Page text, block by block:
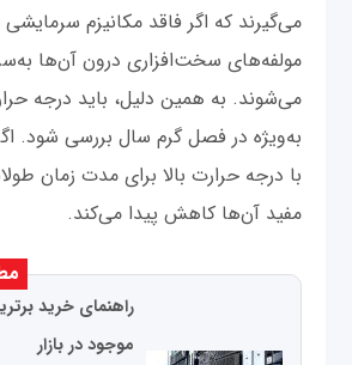
می‌گیرند که اگر فاقد مکانیزم
مولفه‌های سخت‌افزاری درون آن‌ها
می‌شوند. به همین دلیل، باید درجه
به‌ویژه در فصل گرم سال بررسی شود.
با درجه حرارت بالا برای مدت زمان
مفید آن‌ها کاهش پیدا می‌کند.
راهنمای خرید
موجود در بازار